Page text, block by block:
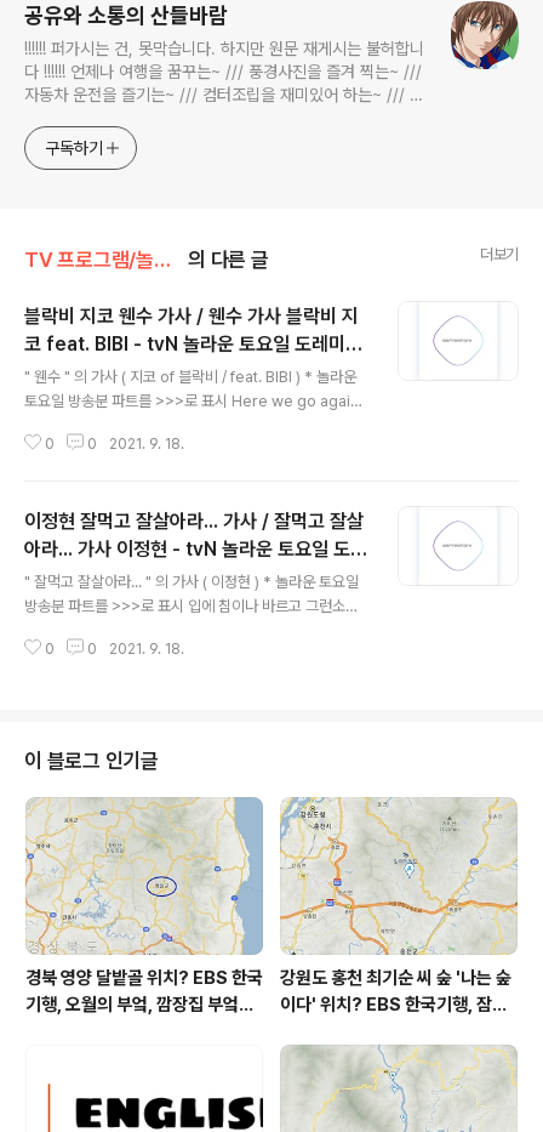
공유와 소통의 산들바람
!!!!!! 퍼가시는 건, 못막습니다. 하지만 원문 재게시는 불허합니
다 !!!!!! 언제나 여행을 꿈꾸는~ /// 풍경사진을 즐겨 찍는~ ///
자동차 운전을 즐기는~ /// 컴터조립을 재미있어 하는~ /// 고
식하는 미드가 있는~ /// 사회적 이슈에 발언하는~ 不老巨
구독하기
TV 프로그램/놀라운 토요일 도레미마켓 의 다른 글 더보기
블락비 지코 웬수 가사 / 웬수 가사 블락비 지
코 feat. BIBI - tvN 놀라운 토요일 도레미마
켓 ep. 2021 0918 가수 현아 던
" 웬수 " 의 가사 ( 지코 of 블락비 / feat. BIBI ) * 놀라운
토요일 방송분 파트를 >>>로 표시 Here we go again
우리의 평화는 왜 일주일을 못 넘길까 서로 따지는 모습이
자 읽어 >>> 초성만 가지고 대화를 나눠 시작은 늘 가벼운
농담 조금씩 선 넘는 도발 어느새 장르가 변하지 적이 돼서
야 잘 맞네 케미가 We're like Tom and Jerry 화내지
마 내가 잘못했어 됐지? 네 성질머리 받아 줄 상대는 여기
0 0 2021. 9. 18.
이정현 잘먹고 잘살아라... 가사 / 잘먹고 잘살
아라... 가사 이정현 - tvN 놀라운 토요일 도레
미마켓 ep. 2021 0918 가수 현아 던
" 잘먹고 잘살아라... " 의 가사 ( 이정현 ) * 놀라운 토요일
방송분 파트를 >>>로 표시 입에 침이나 바르고 그런소리
에 나 헷갈려하다가 순수한 영혼이 떠나가 버렸지 너의 그
다쳐 >>> 잘 자 내 꿈꿔 했더니 가끔 니 꿈 꿀께 해 그런 식
으로 계산하지 마 나 너보다 수학 잘해,볼래? 7.4 26 6.9
36 8.9 20 8.3 19 맞지? (Repeat)잘먹고 잘살아라 (He
y little tough so what U want?) 가봐 가봐 잘먹고 잘
살아라 (Hey littl..
0 0 2021. 9. 18.
이 블로그 인기글
경북 영양 달밭골 위치? EBS 한국
기행, 오월의 부엌, 깜장집 부엌은
한 곳, 영양읍 상원리. KBS 인간극
장 임분노미 할머니
강원도 홍천 최기순 씨 숲 '나는 숲
이다' 위치? EBS 한국기행, 잠시
군 최기순 씨 캠핑장 펜션 어디? /
강원도 홍천군 가볼 만한 곳, (구)
까르돈, kbs 인간극장